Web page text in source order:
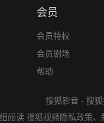
会员
会员特权
会员剧场
帮助
搜狐影音 - 搜
阅读 搜狐视频隐私政策、